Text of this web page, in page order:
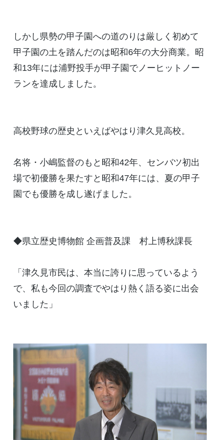
しかし県勢の甲子園への道のりは厳しく初めて
甲子園の土を踏んだのは昭和6年の大分商業。昭
和13年には浦野投手が甲子園でノーヒットノー
ランを達成しました。
高校野球の歴史といえばやはり津久見高校。
名将・小嶋監督のもと昭和42年、センバツ初出
場で初優勝を果たすと昭和47年には、夏の甲子
園でも優勝を成し遂げました。
◆県立歴史博物館 企画普及課 村上博秋課長
「津久見市民は、本当に誇りに思っているよう
で、私も今回の調査でやはり熱く語る姿に出会
いました」